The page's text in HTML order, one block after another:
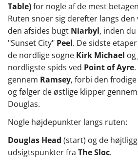
Table)for nogle af de mest
Ruten snoer sig derefter langs den
den afsides bugt Niarbyl, inden
"Sunset City" Peel. De sidste
de nordlige sogne Kirk Michael og
nordligste spids ved Point of Ayre
gennem Ramsey, forbi den frodige
og følger de østlige klipper gennem
Douglas.
Nogle højdepunkter langs ruten:
Douglas Head (start) og de
udsigtspunkter fra The Sloc.